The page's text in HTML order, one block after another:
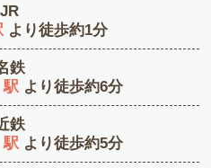
JR
より徒歩約1分
鉄
駅より徒歩約6分
鉄
駅より徒歩約5分